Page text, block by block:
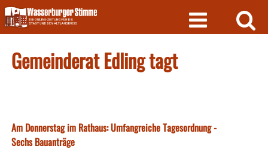
Skip
to
content
Gemeinderat Edling tagt
Am Donnerstag im Rathaus: Umfangreiche Tagesordnung -
Sechs Bauanträge